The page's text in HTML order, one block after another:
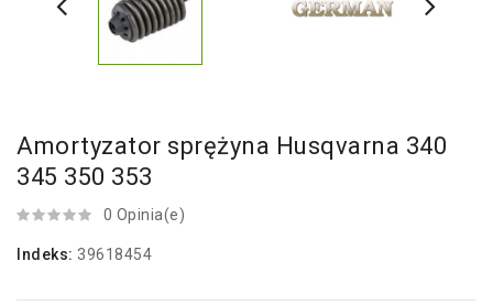
Amortyzator sprężyna Husqvarna 340
345 350 353
0 Opinia(e)
Indeks: 39618454